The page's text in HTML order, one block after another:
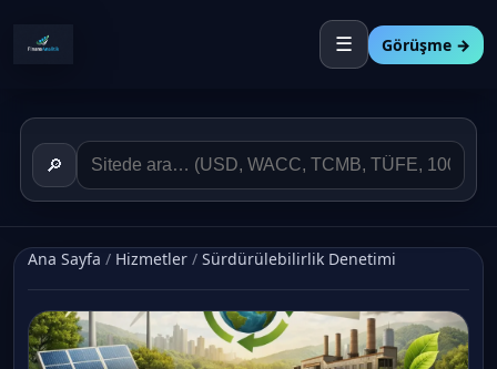
☰ Görüşme →
🔎
Ana Sayfa / Hizmetler / Sürdürülebilirlik Denetimi